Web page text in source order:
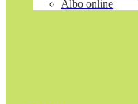
Albo online